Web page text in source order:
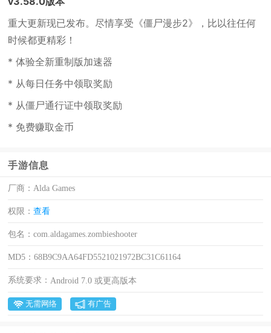
重大更新现已发布。尽情享受《僵尸漫步2》，比以往任何
时候都更精彩！
* 体验全新重制版加速器
* 从每日任务中领取奖励
* 从僵尸通行证中领取奖励
* 免费赚取金币
手游信息
厂商：Alda Games
权限：查看
包名：com.aldagames.zombieshooter
MD5：68B9C9AA64FD5521021972BC31C61164
系统要求： Android 7.0 或更高版本
无需网络 有广告